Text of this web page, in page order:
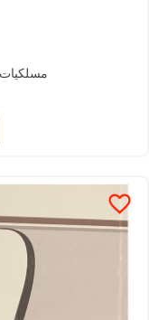
collection Ibrahim Sakran - مسلكيات
favorite_border